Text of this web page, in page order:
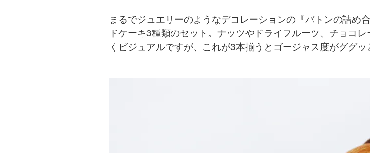
まるでジュエリーのようなデコレーションの『バトンの詰め
ドケーキ3種類のセット。ナッツやドライフルーツ、チョコ
くビジュアルですが、これが3本揃うとゴージャス度がググッ